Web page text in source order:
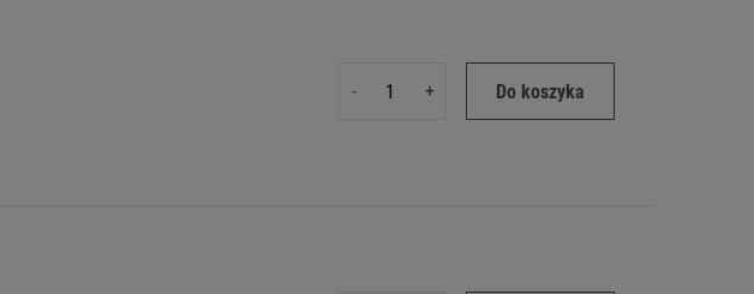
- + Do koszyka